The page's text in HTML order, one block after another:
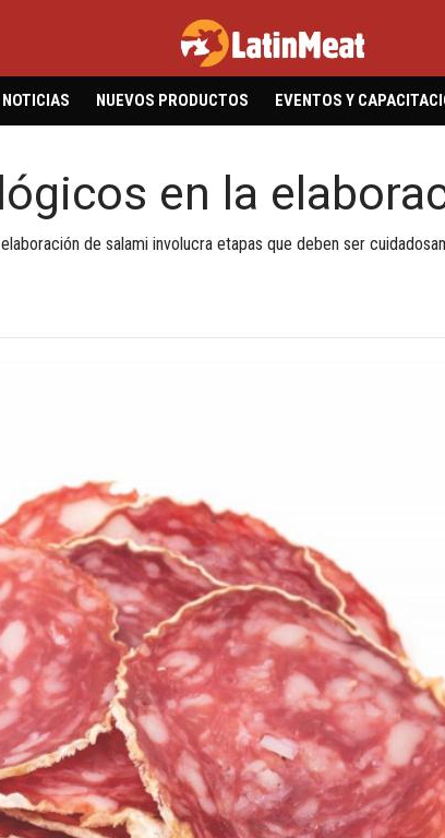
NOTICIAS NUEVOS PRODUCTOS EVENTOS Y
en la
de salami involucra etapas que deben ser